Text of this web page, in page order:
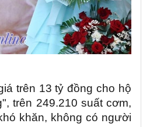
trên 13 tỷ đồng cho hộ
trên 249.210 suất cơm,
khăn, không có người